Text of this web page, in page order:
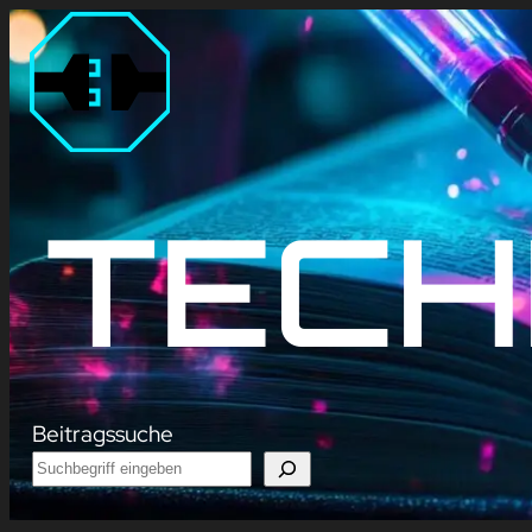
Zum
Inhalt
springen
Beitragssuche